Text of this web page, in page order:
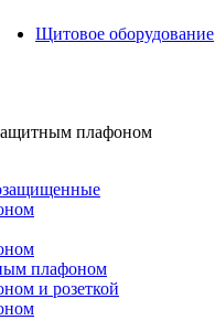
Щитовое оборудование
плафоном
плафоном
и розеткой